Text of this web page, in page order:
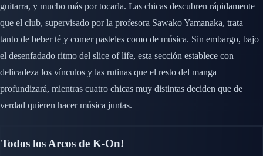
guitarra, y mucho más por tocarla. Las chicas descubren rápidamente
que el club, supervisado por la profesora Sawako Yamanaka, trata
tanto de beber té y comer pasteles como de música. Sin embargo, bajo
el desenfadado ritmo del slice of life, esta sección establece con
delicadeza los vínculos y las rutinas que el resto del manga
profundizará, mientras cuatro chicas muy distintas deciden que de
verdad quieren hacer música juntas.
Todos los Arcos de K-On!